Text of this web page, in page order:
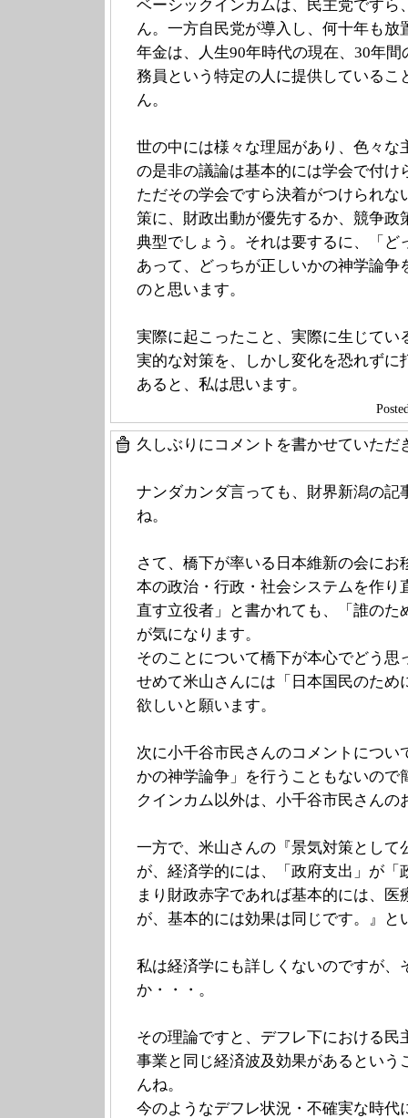
ベーシックインカムは、民主党ですら
ん。一方自民党が導入し、何十年も
年金は、人生90年時代の現在、30年
務員という特定の人に提供しているこ
ん。
世の中には様々な理屈があり、色々な
の是非の議論は基本的には学会で付け
ただその学会ですら決着がつけられな
策に、財政出動が優先するか、競争政
典型でしょう。それは要するに、「ど
あって、どっちが正しいかの神学論争
のと思います。
実際に起こったこと、実際に生じてい
実的な対策を、しかし変化を恐れずに
あると、私は思います。
久しぶりにコメントを書かせていただ
ナンダカンダ言っても、財界新潟の記
ね。
さて、橋下が率いる日本維新の会に
本の政治・行政・社会システムを作り
直す立役者」と書かれても、「誰のた
が気になります。
そのことについて橋下が本心でどう思
せめて米山さんには「日本国民のため
欲しいと願います。
次に小千谷市民さんのコメントについ
かの神学論争」を行うこともないので
クインカム以外は、小千谷市民さんの
一方で、米山さんの『景気対策として
が、経済学的には、「政府支出」が「
まり財政赤字であれば基本的には、
が、基本的には効果は同じです。』と
私は経済学にも詳しくないのですが、
か・・・。
その理論ですと、デフレ下における民
事業と同じ経済波及効果があるという
んね。
今のようなデフレ状況・不確実な時代